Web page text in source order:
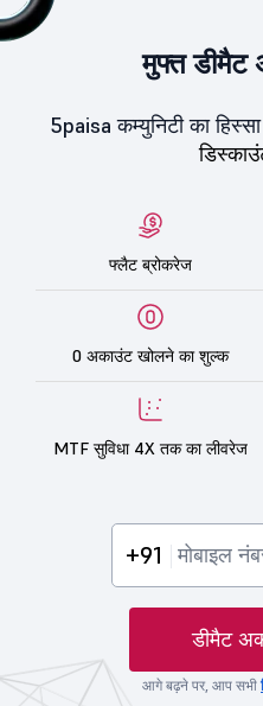
मुफ्त
5paisa कम्युनिटी का
फ्लैट ब्रोकरेज
0 अकाउंट खोलने का शुल्क
MTF सुविधा 4X तक का लीवरेज
+91
डीमैट
आगे बढ़ने पर, आप सभी